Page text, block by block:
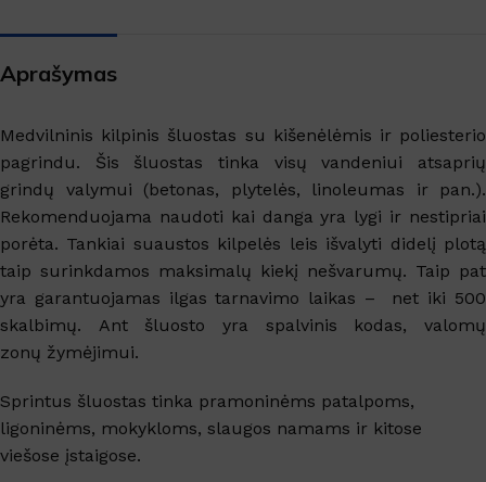
Aprašymas
Medvilninis kilpinis šluostas su kišenėlėmis ir poliesterio
pagrindu. Šis šluostas tinka visų vandeniui atsaprių
grindų valymui (betonas, plytelės, linoleumas ir pan.).
Rekomenduojama naudoti kai danga yra lygi ir nestipriai
porėta. Tankiai suaustos kilpelės leis išvalyti didelį plotą
taip surinkdamos maksimalų kiekį nešvarumų. Taip pat
yra garantuojamas ilgas tarnavimo laikas – net iki 500
skalbimų. Ant šluosto yra spalvinis kodas, valomų
zonų žymėjimui.
Sprintus šluostas tinka pramoninėms patalpoms,
ligoninėms, mokykloms, slaugos namams ir kitose
viešose įstaigose.